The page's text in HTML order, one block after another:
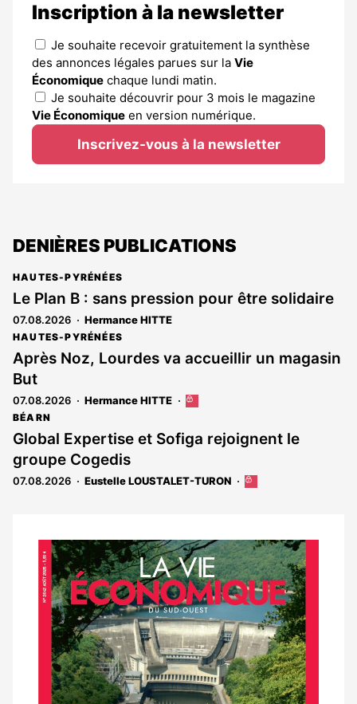
Inscription à la newsletter
Je souhaite recevoir gratuitement la synthèse
des annonces légales parues sur la Vie
Économique chaque lundi matin.
Je souhaite découvrir pour 3 mois le magazine
Vie Économique en version numérique.
Inscrivez-vous à la newsletter
DENIÈRES PUBLICATIONS
HAUTES-PYRÉNÉES
Le Plan B : sans pression pour être solidaire
07.08.2026 Hermance HITTE
HAUTES-PYRÉNÉES
Après Noz, Lourdes va accueillir un magasin
But
07.08.2026 Hermance HITTE
Cet
réservé
abonnés
BÉARN
Global Expertise et Sofiga rejoignent le
groupe Cogedis
07.08.2026 Eustelle LOUSTALET-TURON
Cet
aux
abonnés
Notre
dernier
magazine